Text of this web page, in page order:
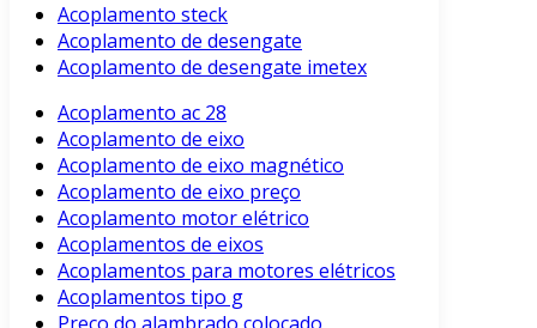
Acoplamento steck
Acoplamento de desengate
Acoplamento de desengate imetex
Acoplamento ac 28
Acoplamento de eixo
Acoplamento de eixo magnético
Acoplamento de eixo preço
Acoplamento motor elétrico
Acoplamentos de eixos
Acoplamentos para motores elétricos
Acoplamentos tipo g